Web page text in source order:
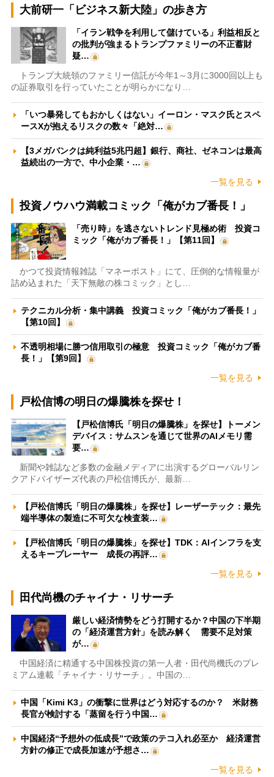
大前研一「ビジネス新大陸」の歩き方
「イラン戦争を利用して儲けている」利益相反と
の批判が強まるトランプファミリーの不正蓄財
疑…
トランプ大統領のファミリー信託が今年1～3月に3000回以上も
の証券取引を行っていたことが明らかになり…
「いつ暴発してもおかしくはない」イーロン・マスク氏とスペ
ースXが抱えるリスクの数々「絶対…
【3メガバンクは純利益5兆円超】銀行、商社、ゼネコンは最高
益続出の一方で、中小企業・…
一覧を見る
投資ノウハウ満載コミック「俺がカブ番長！」
「売り時」を逃さないトレンド見極め術 投資コ
ミック「俺がカブ番長！」【第11回】
かつて投資情報雑誌「マネーポスト」にて、圧倒的な情報量が
詰め込まれた「天下無敵の株コミック」とし…
テクニカル分析・集中講義 投資コミック「俺がカブ番長！」
【第10回】
不透明相場に勝つ信用取引の極意 投資コミック「俺がカブ番
長！」【第9回】
一覧を見る
戸松信博の明日の爆騰株を探せ！
【戸松信博氏「明日の爆騰株」を探せ】トーメン
デバイス：サムスンを通じて世界のAIメモリ需
要…
新聞や雑誌など多数の金融メディアに出演するグローバルリン
クアドバイザーズ代表の戸松信博氏が、最新…
【戸松信博氏「明日の爆騰株」を探せ】レーザーテック：最先
端半導体の製造に不可欠な検査装…
【戸松信博氏「明日の爆騰株」を探せ】TDK：AIインフラを支
えるキープレーヤー 成長の再評…
一覧を見る
田代尚機のチャイナ・リサーチ
厳しい経済情勢をどう打開するか？中国の下半期
の「経済運営方針」を読み解く 需要不足対策
が…
中国経済に精通する中国株投資の第一人者・田代尚機氏のプレ
ミアム連載「チャイナ・リサーチ」。中国の…
中国「Kimi K3」の衝撃に世界はどう対応するのか？ 米財務
長官が検討する「蒸留を行う中国…
中国経済“予想外の低成長”で政策のテコ入れ必至か 経済運営
方針の修正で成長加速が予想さ…
一覧を見る